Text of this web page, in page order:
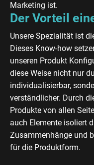
Marketing ist.
Der Vorteil
Unsere Spezialität ist
Dieses Know-how
unseren Produkt
diese Weise nicht nur
individualisierbar,
verständlicher. Durch
Produkte von allen
auch Elemente isoliert
Zusammenhänge und
für die Produktform.